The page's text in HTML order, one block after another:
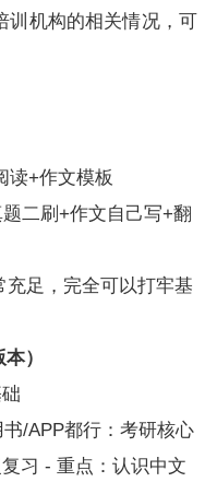
训机构的相关情况，可
读+作文模板
二刷+作文自己写+翻
足，完全可以打牢基
）
/APP都行：考研核心
习 - 重点：认识中文